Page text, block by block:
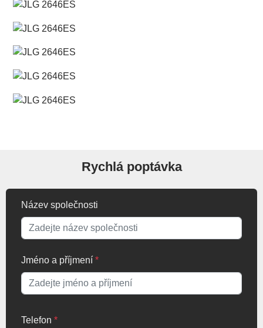
Rychlá poptávka
Název společnosti
Jméno a příjmení *
Telefon *